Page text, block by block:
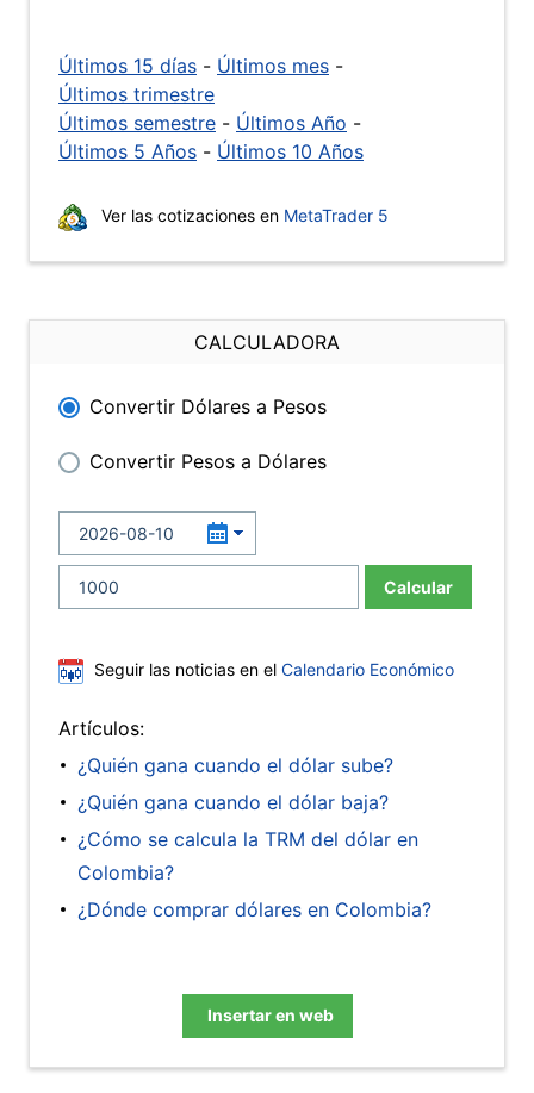
Últimos 15 días - Últimos mes -
Últimos trimestre
Últimos semestre - Últimos Año -
Últimos 5 Años - Últimos 10 Años
Ver las cotizaciones en MetaTrader 5
CALCULADORA
Convertir Dólares a Pesos
Convertir Pesos a Dólares
Calcular
Seguir las noticias en el Calendario Económico
Artículos:
¿Quién gana cuando el dólar sube?
¿Quién gana cuando el dólar baja?
¿Cómo se calcula la TRM del dólar en
Colombia?
¿Dónde comprar dólares en Colombia?
Insertar en web